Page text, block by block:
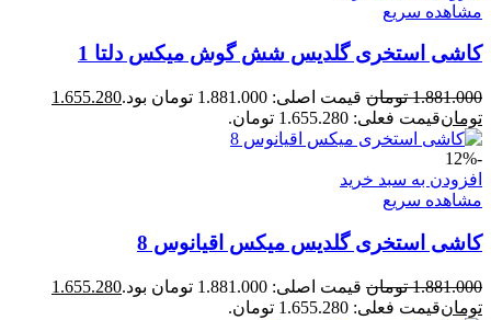
مشاهده سریع
کاشی استخری گلدیس شش گوش میکس دلتا 1
1.881.000 تومان قیمت اصلی: 1.881.000 تومان بود.
1.655.280
تومانقیمت فعلی: 1.655.280 تومان.
-12%
افزودن به سبد خرید
مشاهده سریع
کاشی استخری گلدیس میکس اقیانوس 8
1.881.000 تومان قیمت اصلی: 1.881.000 تومان بود.
1.655.280
تومانقیمت فعلی: 1.655.280 تومان.